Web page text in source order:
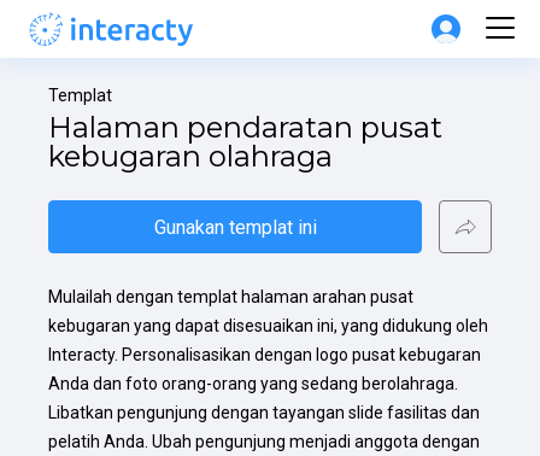
Templat
Halaman pendaratan pusat
kebugaran olahraga
Gunakan templat ini
Mulailah dengan templat halaman arahan pusat
kebugaran yang dapat disesuaikan ini, yang didukung oleh
Interacty. Personalisasikan dengan logo pusat kebugaran
Anda dan foto orang-orang yang sedang berolahraga.
Libatkan pengunjung dengan tayangan slide fasilitas dan
pelatih Anda. Ubah pengunjung menjadi anggota dengan